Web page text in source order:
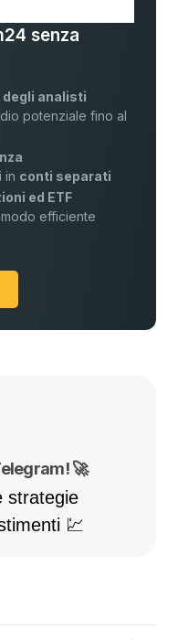
senza
analisti
potenziale fino al
in conti separati
ed ETF
efficiente
🚀
strategie
💹